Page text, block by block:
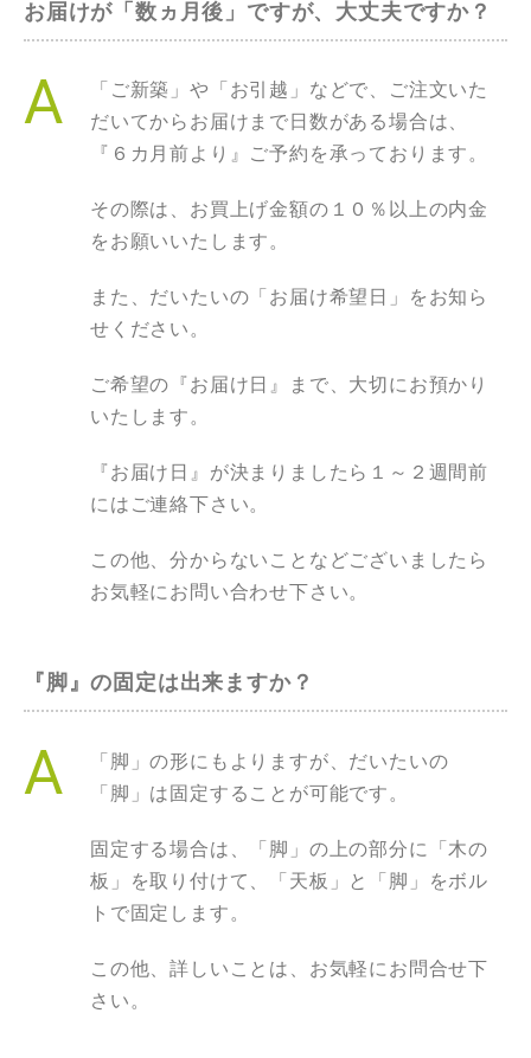
お届けが「数ヵ月後」ですが、大丈夫ですか？
「ご新築」や「お引越」などで、ご注文いた
だいてからお届けまで日数がある場合は、
『６カ月前より』ご予約を承っております。
その際は、お買上げ金額の１０％以上の内金
をお願いいたします。
また、だいたいの「お届け希望日」をお知ら
せください。
ご希望の『お届け日』まで、大切にお預かり
いたします。
『お届け日』が決まりましたら１～２週間前
にはご連絡下さい。
この他、分からないことなどございましたら
お気軽にお問い合わせ下さい。
『脚』の固定は出来ますか？
「脚」の形にもよりますが、だいたいの
「脚」は固定することが可能です。
固定する場合は、「脚」の上の部分に「木の
板」を取り付けて、「天板」と「脚」をボル
トで固定します。
この他、詳しいことは、お気軽にお問合せ下
さい。